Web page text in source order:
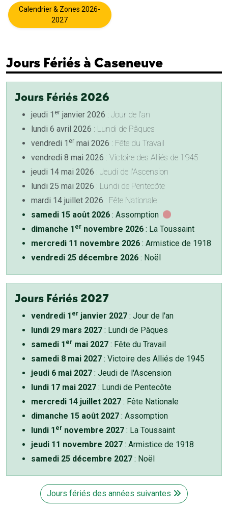
Calendrier & Zones 2026-
2027
Jours Fériés à Caseneuve
Jours Fériés 2026
jeudi 1 er janvier 2026 : Jour de l'an
lundi 6 avril 2026 : Lundi de Pâques
vendredi 1 er mai 2026 : Fête du Travail
vendredi 8 mai 2026 : Victoire des Alliés de 1945
jeudi 14 mai 2026 : Jeudi de l'Ascension
lundi 25 mai 2026 : Lundi de Pentecôte
mardi 14 juillet 2026 : Fête Nationale
samedi 15 août 2026 : Assomption
dimanche 1 er novembre 2026 : La Toussaint
mercredi 11 novembre 2026 : Armistice de 1918
vendredi 25 décembre 2026 : Noël
Jours Fériés 2027
vendredi 1 er janvier 2027 : Jour de l'an
lundi 29 mars 2027 : Lundi de Pâques
samedi 1 er mai 2027 : Fête du Travail
samedi 8 mai 2027 : Victoire des Alliés de 1945
jeudi 6 mai 2027 : Jeudi de l'Ascension
lundi 17 mai 2027 : Lundi de Pentecôte
mercredi 14 juillet 2027 : Fête Nationale
dimanche 15 août 2027 : Assomption
lundi 1 er novembre 2027 : La Toussaint
jeudi 11 novembre 2027 : Armistice de 1918
samedi 25 décembre 2027 : Noël
Jours fériés des années suivantes